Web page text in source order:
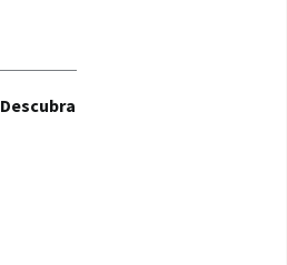
Descubra